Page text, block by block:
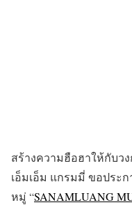
สร้างความฮือฮาให้กับว
เอ็มเอ็ม แกรมมี่ ขอประ
หมู่ “SANAMLUANG